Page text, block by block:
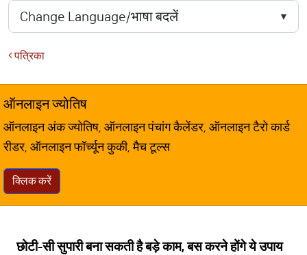
पत्रिका
ऑनलाइन ज्योतिष
ऑनलाइन अंक ज्योतिष, ऑनलाइन पंचांग कैलेंडर, ऑनलाइन टैरो कार्ड
रीडर, ऑनलाइन फॉर्च्यून कुकी, मैच टूल्स
क्लिक करें
छोटी-सी सुपारी बना सकती है बड़े काम, बस करने होंगे ये उपाय